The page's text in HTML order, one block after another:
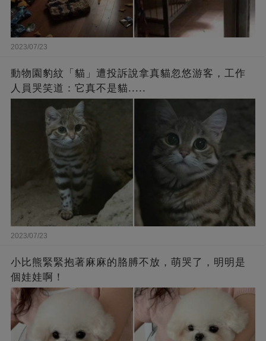
2023/07/23
動物園豹紋「貓」遭投訴說拿真貓忽悠游客，工作
人員哭笑道：它真不是貓.....
2023/07/23
小比熊緊緊抱著麻麻的胳膊不放，萌哭了，明明是
個娃娃啊！